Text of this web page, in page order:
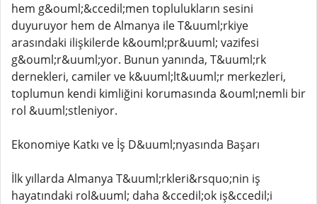
hem g&ouml;&ccedil;men toplulukların sesini
duyuruyor hem de Almanya ile T&uuml;rkiye
arasındaki ilişkilerde k&ouml;pr&uuml; vazifesi
g&ouml;r&uuml;yor. Bunun yanında, T&uuml;rk
dernekleri, camiler ve k&uuml;lt&uuml;r merkezleri,
toplumun kendi kimliğini korumasında &ouml;nemli bir
rol &uuml;stleniyor.
Ekonomiye Katkı ve İş D&uuml;nyasında Başarı
İlk yıllarda Almanya T&uuml;rkleri&rsquo;nin iş
hayatındaki rol&uuml; daha &ccedil;ok iş&ccedil;i